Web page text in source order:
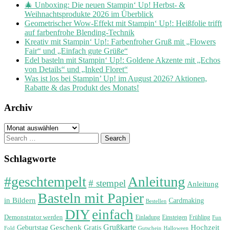
🎄 Unboxing: Die neuen Stampin‘ Up! Herbst- &
Weihnachtsprodukte 2026 im Überblick
Geometrischer Wow-Effekt mit Stampin‘ Up!: Heißfolie trifft
auf farbenfrohe Blending-Technik
Kreativ mit Stampin‘ Up!: Farbenfroher Gruß mit „Flowers
Fair“ und „Einfach gute Grüße“
Edel basteln mit Stampin‘ Up!: Goldene Akzente mit „Echos
von Details“ und „Inked Floret“
Was ist los bei Stampin’ Up! im August 2026? Aktionen,
Rabatte & das Produkt des Monats!
Archiv
Archiv
Search
for:
Schlagworte
#geschtempelt# stempelAnleitung Anleitung
in Bildern Basteln mit Papier Bestellen Cardmaking
Demonstrator werden DIYeinfach Einladung Einsteigen Frühling Fun
Fold Geburtstag Geschenk Gratis Grußkarte Gutschein Halloween Hochzeit